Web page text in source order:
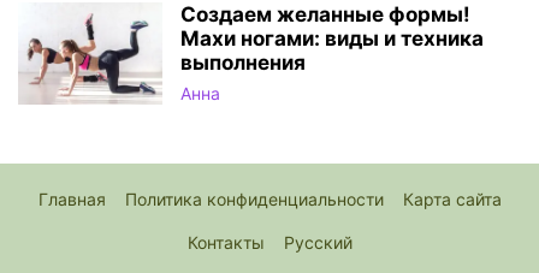
Создаем желанные формы!
Махи ногами: виды и техника
выполнения
Анна
Главная Политика конфиденциальности Карта сайта
Контакты Русский